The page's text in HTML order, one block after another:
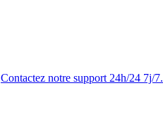
Contactez notre support 24h/24 7j/7.